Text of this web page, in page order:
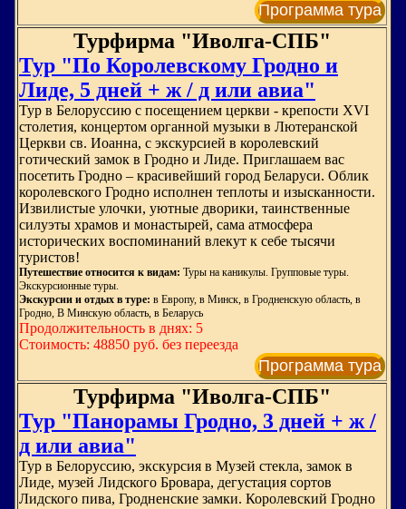
Программа тура
Турфирма "Иволга-СПБ"
Тур "По Королевскому Гродно и
Лиде, 5 дней + ж / д или авиа"
Тур в Белоруссию с посещением церкви - крепости ХVI
столетия, концертом органной музыки в Лютеранской
Церкви св. Иоанна, с экскурсией в королевский
готический замок в Гродно и Лиде. Приглашаем вас
посетить Грод­но – красивейший город Беларуси. Облик
королевского Гродно исполнен теплоты и изысканности.
Извилистые улочки, уютные дворики, таинственные
силуэты храмов и монастырей, сама атмосфера
исторических воспоминаний влекут к себе тысячи
туристов!
Путешествие относится к видам: Туры на каникулы. Групповые туры.
Экскурсионные туры.
Экскурсии и отдых в туре: в Европу, в Минск, в Гродненскую область, в
Гродно, В Минскую область, в Беларусь
Продолжительность в днях: 5
Стоимость: 48850 руб. без переезда
Программа тура
Турфирма "Иволга-СПБ"
Тур "Панорамы Гродно, 3 дней + ж /
д или авиа"
Тур в Белоруссию, экскурсия в Музей стекла, замок в
Лиде, музей Лидского Бровара, дегустация сортов
Лидского пива, Гродненские замки. Королевский Гродно